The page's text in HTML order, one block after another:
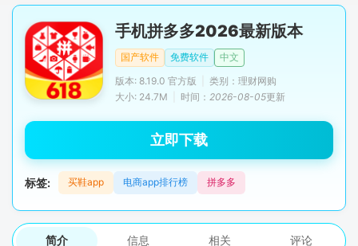
手机拼多多2026最新版本
国产软件 免费软件
中文
版本: 8.19.0 官方版
类别：理财网购
大小: 24.7M
时间： 2026-08-05更新
立即下载
标签: 买鞋app 电商app排行榜 拼多多
简介 信息 相关 评论